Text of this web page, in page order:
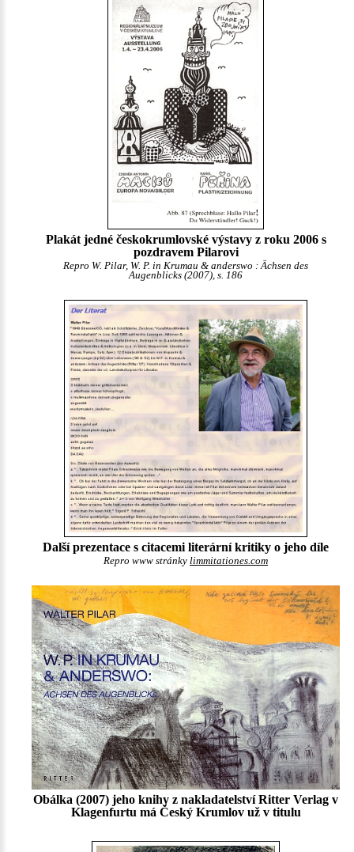
Plakát jedné českokrumlovské výstavy z roku 2006 s
pozdravem Pilarovi
Repro W. Pilar, W. P. in Krumau & anderswo : Ächsen des
Augenblicks (2007), s. 186
Další prezentace s citacemi literární kritiky o jeho díle
Repro www stránky limmitationes.com
Obálka (2007) jeho knihy z nakladatelství Ritter Verlag v
Klagenfurtu má Český Krumlov už v titulu